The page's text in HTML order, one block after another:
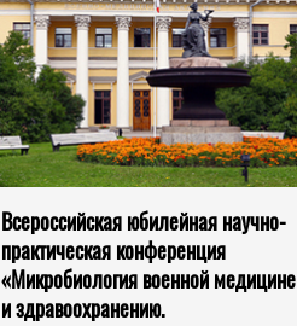
Всероссийская юбилейная научно-
практическая конференция
«Микробиология военной медицине
и здравоохранению.